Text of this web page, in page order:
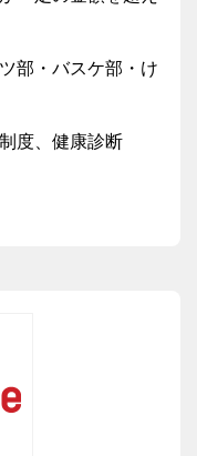
部・バスケ部・け
度、健康診断